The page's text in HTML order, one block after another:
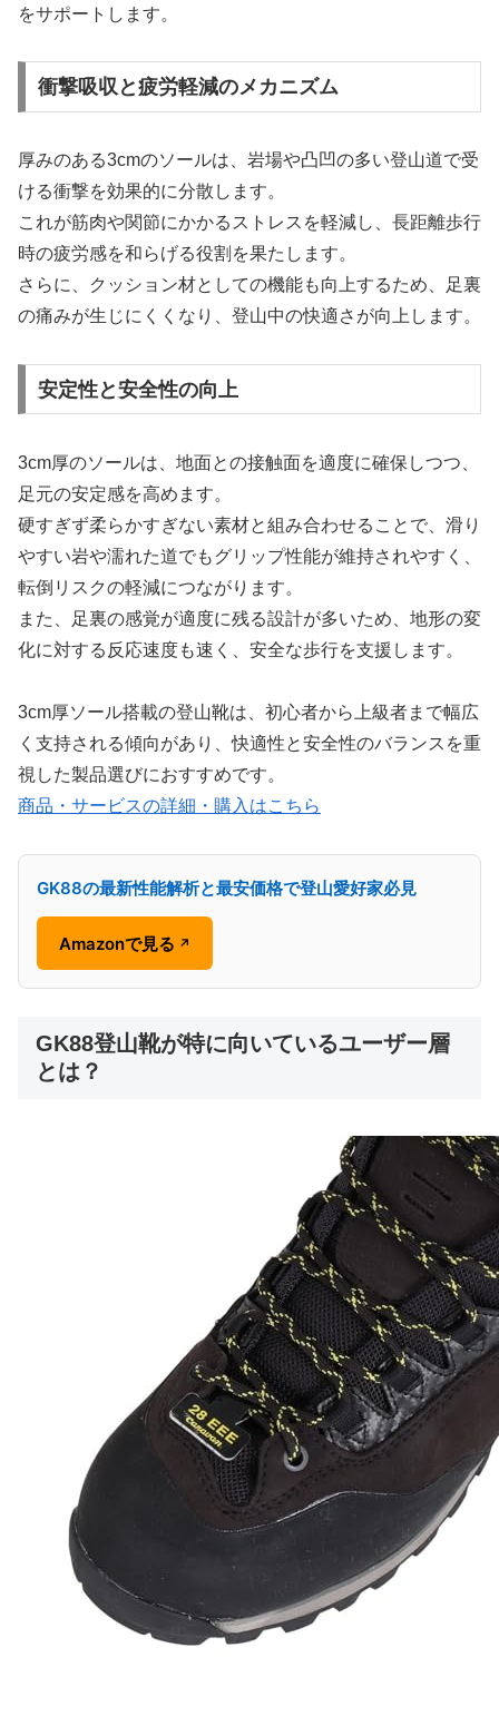
をサポートします。
衝撃吸収と疲労軽減のメカニズム
厚みのある3cmのソールは、岩場や凸凹の多い登山道で受
ける衝撃を効果的に分散します。
これが筋肉や関節にかかるストレスを軽減し、長距離歩行
時の疲労感を和らげる役割を果たします。
さらに、クッション材としての機能も向上するため、足裏
の痛みが生じにくくなり、登山中の快適さが向上します。
安定性と安全性の向上
3cm厚のソールは、地面との接触面を適度に確保しつつ、
足元の安定感を高めます。
硬すぎず柔らかすぎない素材と組み合わせることで、滑り
やすい岩や濡れた道でもグリップ性能が維持されやすく、
転倒リスクの軽減につながります。
また、足裏の感覚が適度に残る設計が多いため、地形の変
化に対する反応速度も速く、安全な歩行を支援します。
3cm厚ソール搭載の登山靴は、初心者から上級者まで幅広
く支持される傾向があり、快適性と安全性のバランスを重
視した製品選びにおすすめです。
商品・サービスの詳細・購入はこちら
GK88の最新性能解析と最安価格で登山愛好家必見
Amazonで見る ↗
GK88登山靴が特に向いているユーザー層
とは？